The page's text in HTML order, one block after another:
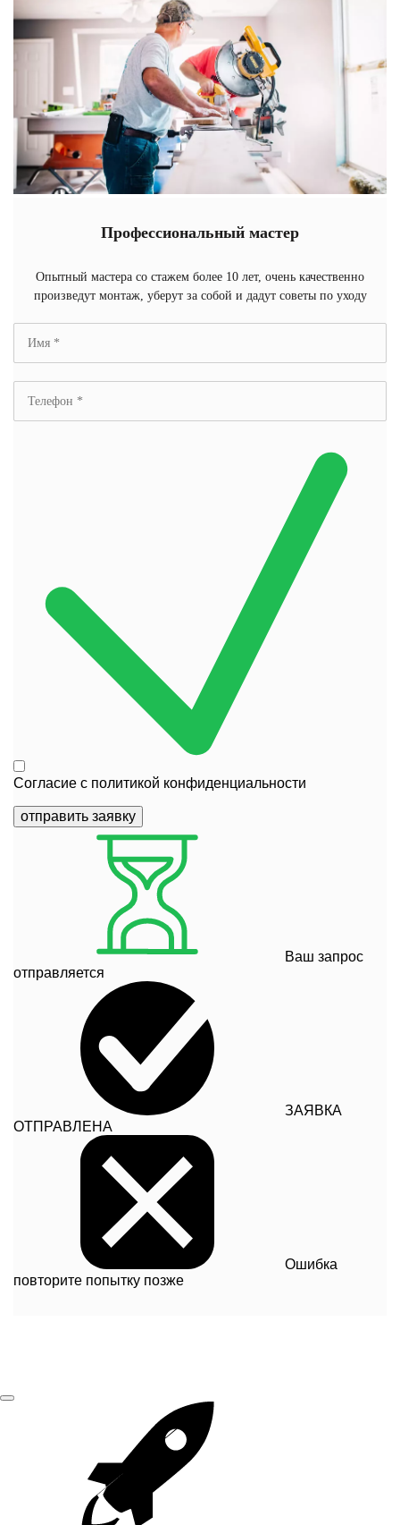
Профессиональный мастер
Опытный мастера со стажем более 10 лет, очень качественно
произведут монтаж, уберут за собой и дадут советы по уходу
Согласие с политикой конфиденциальности
отправить заявку
Ваш запрос
отправляется
ЗАЯВКА
ОТПРАВЛЕНА
Ошибка
повторите попытку позже